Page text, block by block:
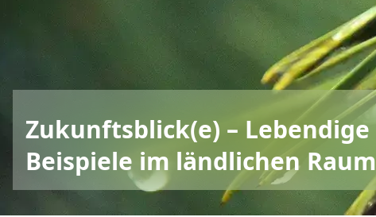
Zukunftsblick(e) – Lebendige
Beispiele im ländlichen Raum